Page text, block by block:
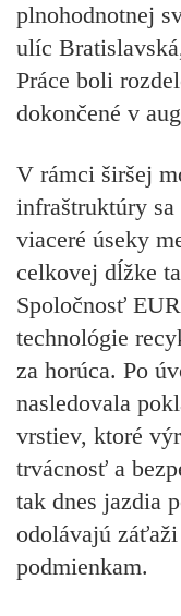
plnohodnotnej
ulíc
Práce boli
dokončené v
V rámci širšej
infraštruktúry
viaceré úseky
celkovej dĺžke
Spoločnosť
technológie
za horúca. Po
nasledovala
vrstiev, ktoré
trvácnosť a
tak dnes jazdia
odolávajú
podmienkam.